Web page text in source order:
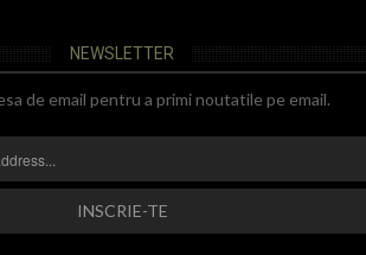
NEWSLETTER
de email pentru a primi noutatile pe email.